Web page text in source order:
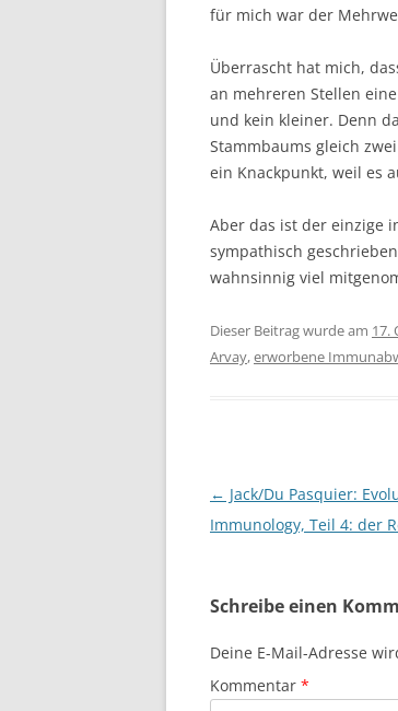
für mich war der
Überrascht hat mich,
an mehreren Stellen
und kein kleiner. Denn
Stammbaums gleich
ein Knackpunkt, weil es
Aber das ist der einzige
sympathisch
wahnsinnig viel
Dieser Beitrag wurde am 17.
Arvay,erworbene
Beitragsnavigation
← Jack/Du Pasquier:
Immunology, Teil 4: der
Schreibe einen
Deine E-Mail-Adresse
Kommentar *